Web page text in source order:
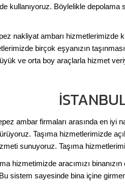
kullanıyoruz. Böylelikle depolama
nakliyat ambarı hizmetlerimizde
birçok eşyanızın
ve orta boy araçlarla hizmet
ambar firmaları arasında en
Taşıma hizmetlerimizde
sunuyoruz. Taşıma
hizmetimizde aracımızı
sistem sayesinde bina içine